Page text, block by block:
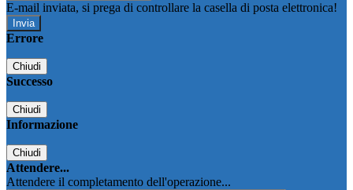
E-mail inviata, si prega di controllare la casella di posta elettronica!
Errore
Chiudi
Successo
Chiudi
Informazione
Chiudi
Attendere...
Attendere il completamento dell'operazione...